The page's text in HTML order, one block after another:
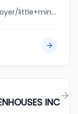
jobbank.gc.ca/browsejobs/employer/little+minhs+kitchen/ca
INC